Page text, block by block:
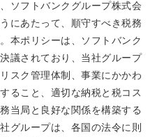
ソフトバンクグループ株式会
にあたって、順守すべき税務
本ポリシーは、ソフトバンク
議されており、当社グループ
スク管理体制、事業にかかわ
ること、適切な納税と税コス
当局と良好な関係を構築する
グループは、各国の法令に則